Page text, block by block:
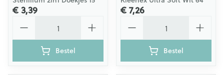
€ 3,39
Bestel
€ 7,26
Bestel